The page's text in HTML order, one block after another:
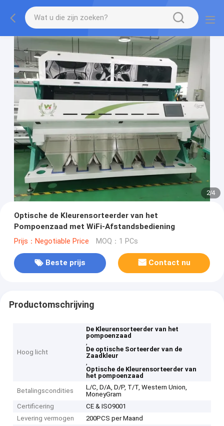
2/4
Optische de Kleurensorteerder van het
Pompoenzaad met WiFi-Afstandsbediening
Prijs：Negotiable Price MOQ：1 PCs
Beste prijs Contact nu
Productomschrijving
Hoog licht
De Kleurensorteerder van het
pompoenzaad
,
De optische Sorteerder van de
Zaadkleur
,
Optische de Kleurensorteerder van
het pompoenzaad
Betalingscondities
L/C, D/A, D/P, T/T, Western Union,
MoneyGram
Certificering
CE & ISO9001
Levering vermogen
200PCS per Maand